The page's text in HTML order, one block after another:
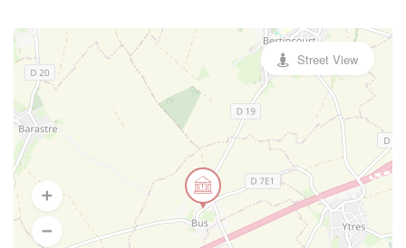
Street View